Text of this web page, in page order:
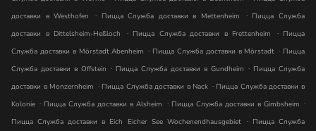
доставки в Westhofen
. Пицца Служба доставки в Mettenheim . Пицца Служба
доставки в Dittelsheim-Heßloch
. Пицца Служба доставки в Frettenheim . Пицца
Служба доставки в Mörstadt Abenheim . Пицца Служба доставки в Mörstadt . Пицца
Служба доставки в Offstein . Пицца Служба доставки в Gundheim . Пицца Служба
доставки в Monzernheim . Пицца Служба доставки в Nack . Пицца Служба доставки в
Kolonie . Пицца Служба доставки в Alsheim . Пицца Служба доставки в Gimbsheim .
Пицца Служба доставки в Eich Eicher See Wochenendhausgebiet . Пицца Служба